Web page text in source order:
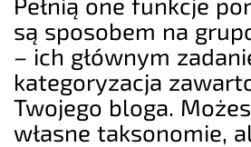
są sposobem na
– ich głównym
kategoryzacja
Twojego bloga.
własne taksonomie,